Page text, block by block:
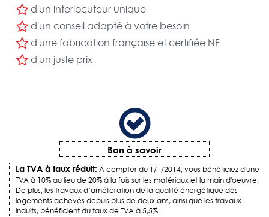
d'un interlocuteur unique
d'un conseil adapté à votre besoin
d'une fabrication française et certifiée NF
d'un juste prix
Bon à savoir
La TVA à taux réduit: A compter du 1/1/2014, vous bénéficiez d'une
TVA à 10% au lieu de 20% à la fois sur les matériaux et la main d'oeuvre.
De plus, les travaux d’amélioration de la qualité énergétique des
logements achevés depuis plus de deux ans, ainsi que les travaux
induits, bénéficient du taux de TVA à 5,5%.